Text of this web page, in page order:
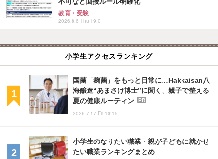
教育・受験
2026.8.6 Thu 19:0
小学生アクセスランキング
国菌「麹菌」をもっと日常に…Hakkaisan八
海醸造“あまさけ博士”に聞く、親子で整える
夏の健康ルーティン
PR
2026.7.17 Fri 10:15
小学生のなりたい職業・親が子どもに就かせ
たい職業ランキングまとめ